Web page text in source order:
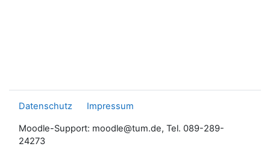
Datenschutz Impressum
Moodle-Support: moodle@tum.de, Tel. 089-289-
24273